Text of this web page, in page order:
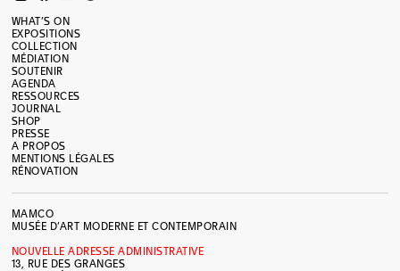
WHAT’S ON
EXPOSITIONS
COLLECTION
MÉDIATION
SOUTENIR
AGENDA
RESSOURCES
JOURNAL
SHOP
PRESSE
A PROPOS
MENTIONS LÉGALES
RÉNOVATION
MAMCO
MUSÉE D’ART MODERNE ET CONTEMPORAIN
NOUVELLE ADRESSE ADMINISTRATIVE
13, RUE DES GRANGES